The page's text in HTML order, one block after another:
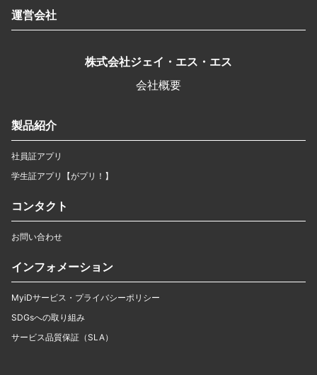
運営会社
株式会社ジェイ・エス・エス
会社概要
製品紹介
社員証アプリ
学生証アプリ【がプリ！】
コンタクト
お問い合わせ
インフォメーション
MyiDサービス・プライバシーポリシー
SDGsへの取り組み
サービス品質保証（SLA）